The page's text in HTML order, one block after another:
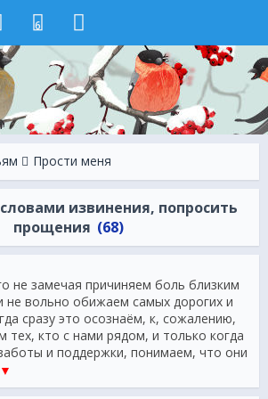
6
Прости меня
извинения, попросить
прощения (68)
не замечая причиняем боль близким
не вольно обижаем самых дорогих и
сразу это осознаём, к, сожалению,
тех, кто с нами рядом, и только когда
и поддержки, понимаем, что они
все хотим, чтобы нас любили и
чем это получить, надо сначала